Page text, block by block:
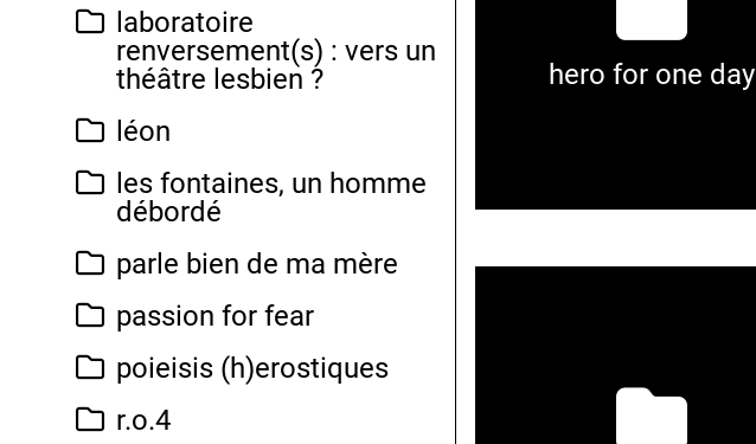
laboratoire
renversement(s) : vers un
théâtre lesbien ?
léon
les fontaines, un homme
débordé
parle bien de ma mère
passion for fear
poieisis (h)erostiques
r.o.4
hero for one day